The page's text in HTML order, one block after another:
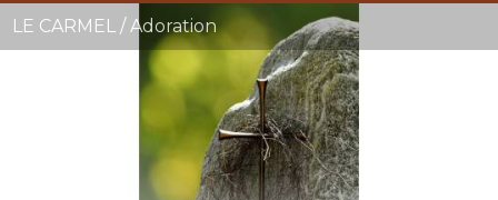
LE CARMEL /Adoration